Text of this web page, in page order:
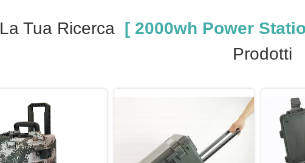
La Tua Ricerca [ 2000wh Power
Prodotti